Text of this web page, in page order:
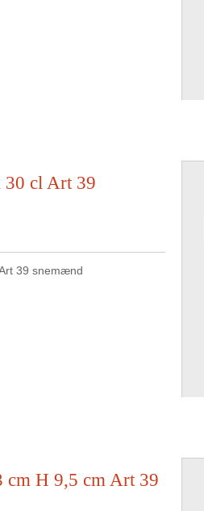
cl Art 39
39 snemænd
cm H 9,5 cm Art 39